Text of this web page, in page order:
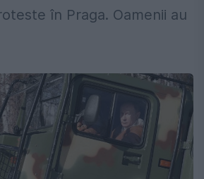
în Praga. Oamenii au